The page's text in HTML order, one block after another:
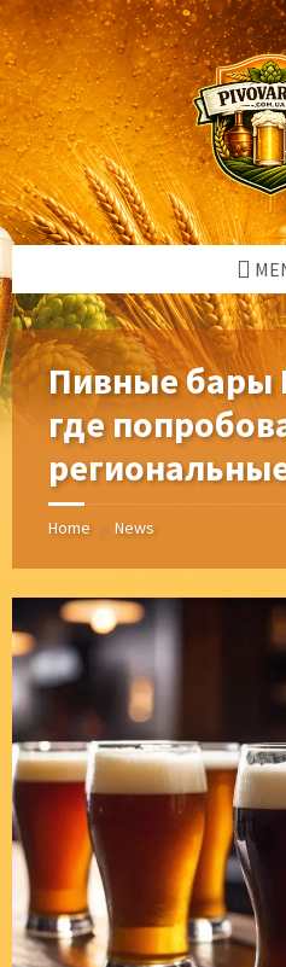
Skip
to
content
Skip
to
left
sidebar
Skip
to
right
sidebar
Skip
to
footer
Пивные бары
где
Home / News